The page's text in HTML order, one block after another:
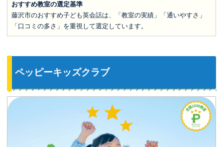
おすすめ教室の選定基準
藤沢市のおすすめ子ども英会話は、「教室の実績」「通いやすさ」
「口コミの多さ」を重視して選定しています。
ペッピーキッズクラブ